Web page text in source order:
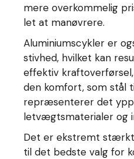
mere overkommelig
let at manøvrere.
Aluminiumscykler er
stivhed, hvilket kan
effektiv
den komfort, som stål
repræsenterer det
letvægtsmaterialer og
Det er ekstremt
til det bedste valg for